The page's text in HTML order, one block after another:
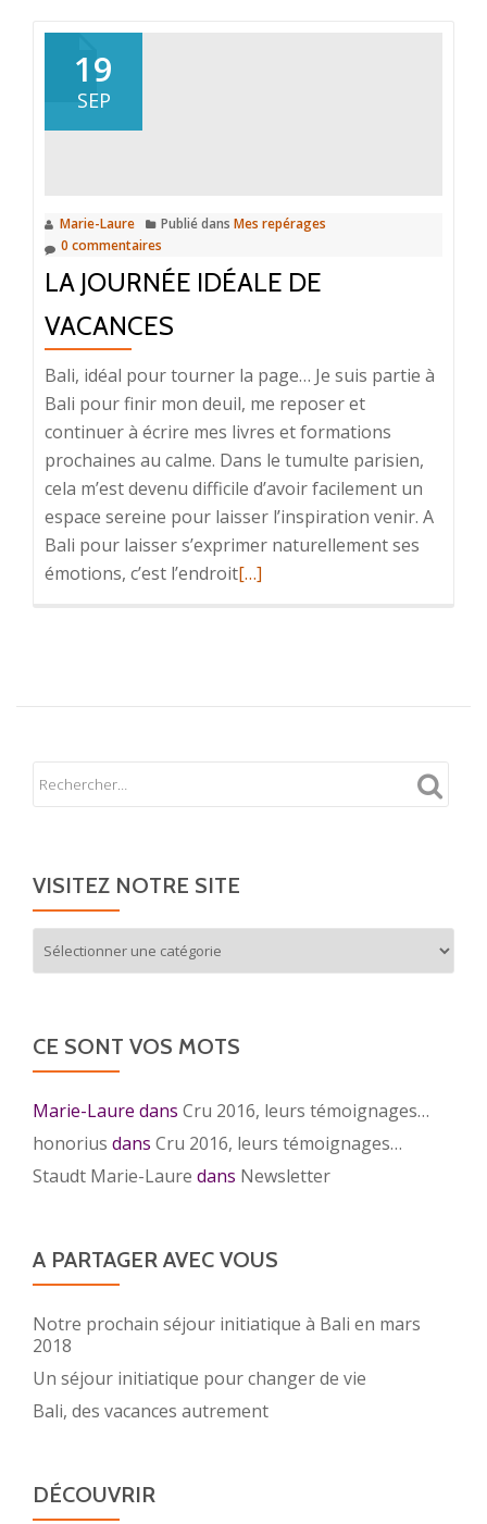
on
bougeait
notre
vie
2014?
19
SEP
Marie-Laure Publié dans Mes repérages
0 commentaires
LA JOURNÉE IDÉALE DE
VACANCES
Bali, idéal pour tourner la page… Je suis partie à
Bali pour finir mon deuil, me reposer et
continuer à écrire mes livres et formations
prochaines au calme. Dans le tumulte parisien,
cela m’est devenu difficile d’avoir facilement un
espace sereine pour laisser l’inspiration venir. A
Bali pour laisser s’exprimer naturellement ses
émotions, c’est l’endroitEn
idéale
vacances
[…]
VISITEZ NOTRE SITE
notre
CE SONT VOS MOTS
Marie-Laure dans Cru 2016, leurs témoignages…
honorius dans Cru 2016, leurs témoignages…
Staudt Marie-Laure dans Newsletter
A PARTAGER AVEC VOUS
Notre prochain séjour initiatique à Bali en mars
2018
Un séjour initiatique pour changer de vie
Bali, des vacances autrement
DÉCOUVRIR